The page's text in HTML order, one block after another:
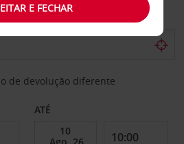
de devolução diferente
ATÉ
E FECHAR